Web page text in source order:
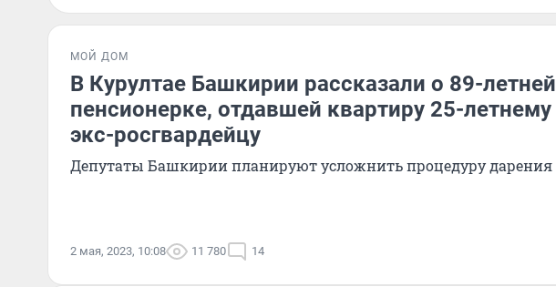
МОЙ ДОМ
В Курултае Башкирии рассказали о 89-летней
пенсионерке, отдавшей квартиру 25-летнему
экс-росгвардейцу
Депутаты Башкирии планируют усложнить процедуру дарения
2 мая, 2023, 10:08 11 780 14